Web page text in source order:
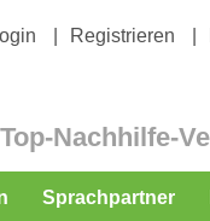
Registrieren
Nachhilfe-
Sprachpartner